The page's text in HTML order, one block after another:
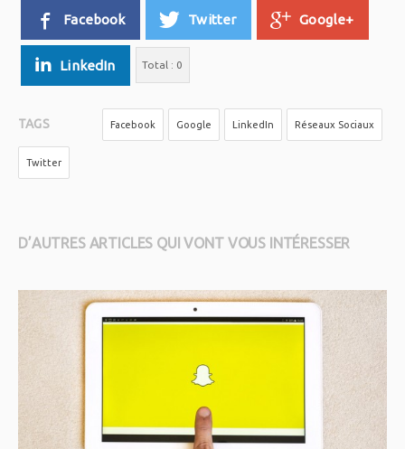
Facebook Twitter Google+
LinkedIn Total : 0
TAGS Facebook Google LinkedIn Réseaux Sociaux
Twitter
D’AUTRES ARTICLES QUI VONT VOUS INTÉRESSER